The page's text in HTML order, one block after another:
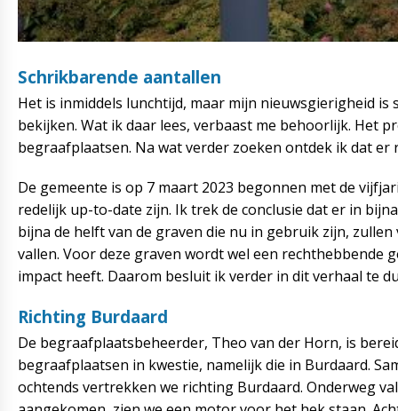
Schrikbarende aantallen
Het is inmiddels lunchtijd, maar mijn nieuwsgierigheid
bekijken. Wat ik daar lees, verbaast me behoorlijk. Het
begraafplaatsen. Na wat verder zoeken ontdek ik dat
De gemeente is op 7 maart 2023 begonnen met de
redelijk up-to-date zijn. Ik trek de conclusie dat er in
bijna de helft van de graven die nu in gebruik zijn,
vallen. Voor deze graven wordt wel een
impact heeft. Daarom besluit ik verder in dit verhaal te
Richting Burdaard
De begraafplaatsbeheerder, Theo van der Horn, is
begraafplaatsen in kwestie, namelijk die in Burdaard.
ochtends vertrekken we richting Burdaard. Onderweg